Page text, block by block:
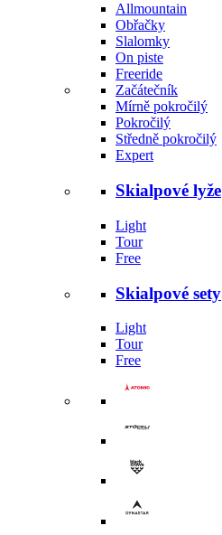
Allmountain
Obřačky
Slalomky
On piste
Freeride
Začátečník
Mírně pokročilý
Pokročilý
Středně pokročilý
Expert
Skialpové lyže
Light
Tour
Free
Skialpové sety
Light
Tour
Free